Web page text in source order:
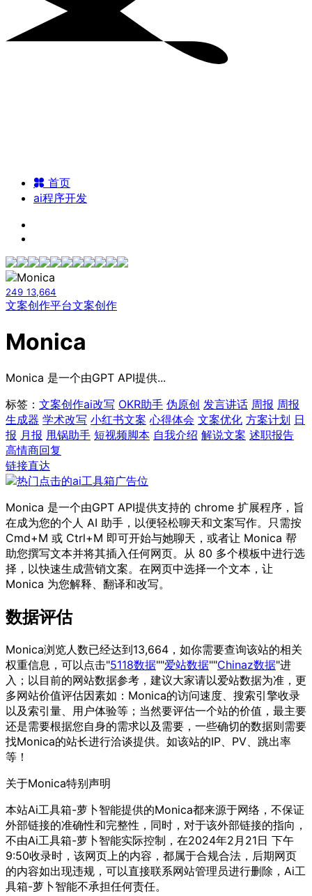
首页
ai程序开发
249 13,664
文案创作平台文案创作
Monica
Monica 是一个由GPT API提供...
标签： 文案创作ai改写 OKR助手 伪原创 发言讲话 周报 周报
生成器 学术改写 小红书文案 心得体会 文案优化 方案计划 日
报 月报 甩锅助手 短视频脚本 自我介绍 解说文案 述职报告
高情商回复
链接直达
Monica 是一个由GPT API提供支持的 chrome 扩展程序，旨
在成为您的个人 AI 助手，以便轻松聊天和文案写作。只需按
Cmd+M 或 Ctrl+M 即可开始与她聊天，或者让 Monica 帮
助您撰写文本并将其插入任何网页。从 80 多个模板中进行选
择，以快速生成营销文案。在网页中选择一个文本，让
Monica 为您解释、翻译和改写。
数据评估
Monica浏览人数已经达到13,664，如你需要查询该站的相关
权重信息，可以点击"5118数据""爱站数据""Chinaz数据"进
入；以目前的网站数据参考，建议大家请以爱站数据为准，更
多网站价值评估因素如：Monica的访问速度、搜索引擎收录
以及索引量、用户体验等；当然要评估一个站的价值，最主要
还是需要根据您自身的需求以及需要，一些确切的数据则需要
找Monica的站长进行洽谈提供。如该站的IP、PV、跳出率
等！
关于Monica特别声明
本站Ai工具箱-萝卜智能提供的Monica都来源于网络，不保证
外部链接的准确性和完整性，同时，对于该外部链接的指向，
不由Ai工具箱-萝卜智能实际控制，在2024年2月21日 下午
9:50收录时，该网页上的内容，都属于合规合法，后期网页
的内容如出现违规，可以直接联系网站管理员进行删除，Ai工
具箱-萝卜智能不承担任何责任。